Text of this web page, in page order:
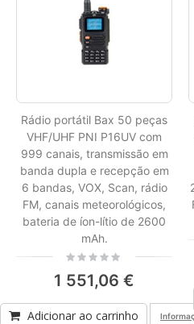
Rádio portátil Bax 50 peças
VHF/UHF PNI P16UV com
999 canais, transmissão em
banda dupla e recepção em
6 bandas, VOX, Scan, rádio
FM, canais meteorológicos,
bateria de íon-lítio de 2600
mAh.
Rating:
1 551,06 €
Adicionar ao carrinho